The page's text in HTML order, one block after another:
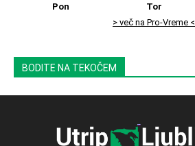
Pon
Tor
> več na Pro-Vreme <
BODITE NA TEKOČEM